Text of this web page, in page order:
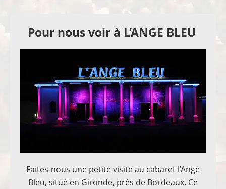
Pour nous voir à L’ANGE BLEU
Faites-nous une petite visite au cabaret l’Ange
Bleu, situé en Gironde, près de Bordeaux. Ce